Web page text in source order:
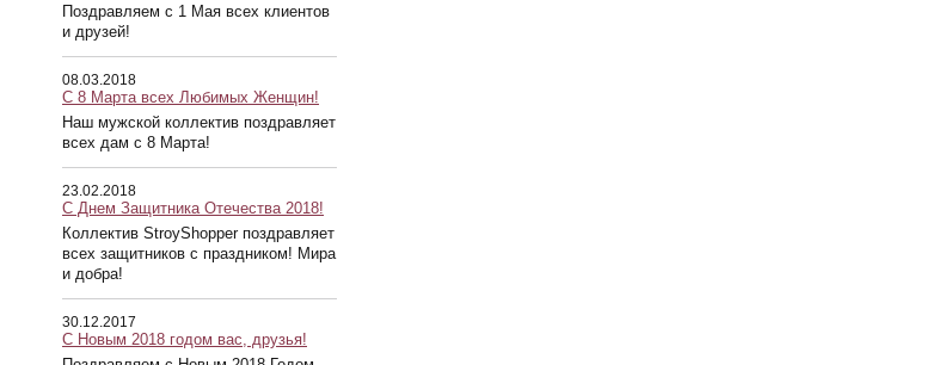
Поздравляем с 1 Мая всех клиентов
и друзей!
08.03.2018
С 8 Марта всех Любимых Женщин!
Наш мужской коллектив поздравляет
всех дам с 8 Марта!
23.02.2018
С Днем Защитника Отечества 2018!
Коллектив StroyShopper поздравляет
всех защитников с праздником! Мира
и добра!
30.12.2017
С Новым 2018 годом вас, друзья!